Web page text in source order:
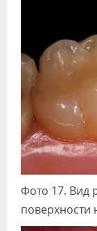
Фото 17. Вид
поверхности